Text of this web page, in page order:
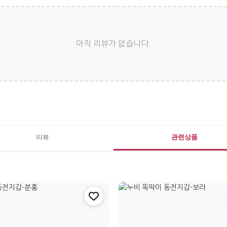
아직 리뷰가 없습니다.
리뷰 관련상품